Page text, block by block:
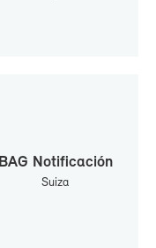
BAG No­ti­fi­ca­ción
Sui­za